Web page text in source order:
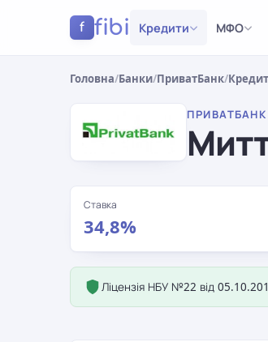
f fibi Кредити МФО
Головна/Банки/ПриватБанк/
ПРИВАТБАНК
Ставка
34,8%
Ліцензія НБУ №22 від